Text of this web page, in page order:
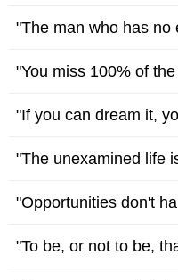
"The man who has no enemies is either very good or very
"You miss 100% of the shots you don't take." 시도하지 않
"If you can dream it, you can do it." 꿈꿀
"The unexamined life is not worth living." 반성
"Opportunities don't happen. You create them." 기회는 저절
"To be, or not to be, that is the question." 사느냐 죽느